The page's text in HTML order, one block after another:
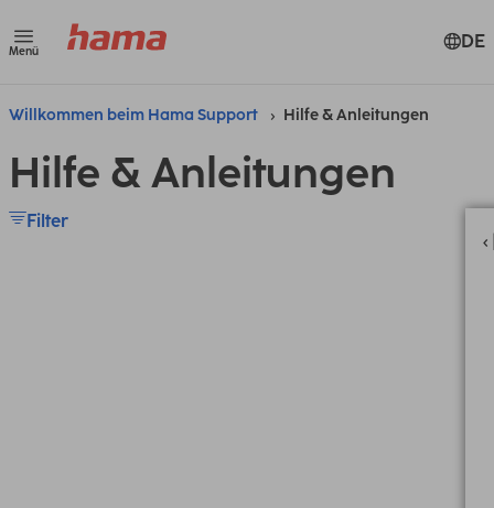
Menü DE
Willkommen beim Hama Support Hilfe & Anleitungen
Hilfe & Anleitungen
Filter